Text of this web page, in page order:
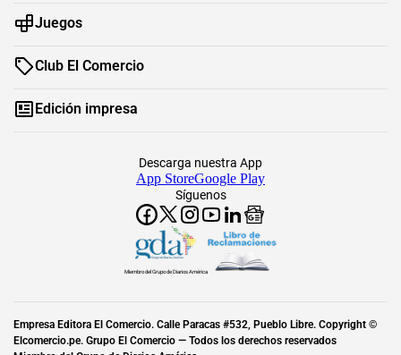
Juegos
Club El Comercio
Edición impresa
Síguenos
Descarga nuestra App
App StoreGoogle Play
Miembro del Grupo de Diarios América
Empresa Editora El Comercio. Calle Paracas #532, Pueblo Libre. Copyright ©
Elcomercio.pe. Grupo El Comercio — Todos los derechos reservados